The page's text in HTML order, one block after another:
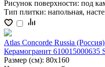
Рисунок поверхности: под
Тип плитки: напольная,
Atlas Concorde Russia (Россия)
Керамогранит 610015000635
Размер (см): 80x160